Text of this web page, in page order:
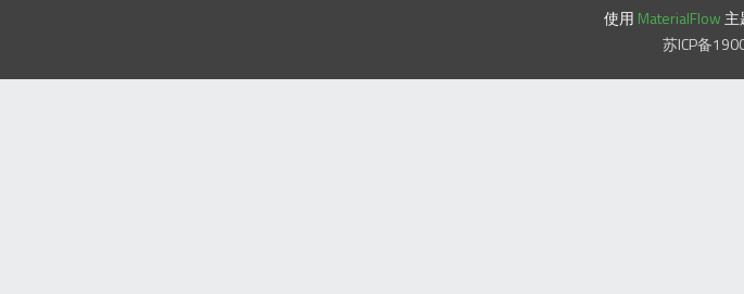
使用 MaterialFlow
苏ICP备